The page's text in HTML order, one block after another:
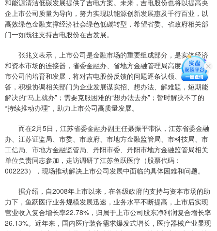
和能源清洁低碳发展提供了吉电方案。未来，吉电股份也将以提高央
企上市公司质量为导向，努力实现以能源创新发展惠及千行百业，以
高效绿色金融支撑经济社会绿色低碳转型，希望省委、省政府相关部
门一如既往支持吉电股份在吉发展。
张兆义表示，上市公司是金融市场的重要组成部分，是实体经济
和资本市场的连接器，省委金融办、省地方金融管理局高度重视对上
市公司的培育和发展，将对吉电股份反馈的问题逐条认领、同题共
答，积极协调相关部门为企业发展谋实招、想办法、解难题，短期能
解决的“马上就办”；需要克服困难的“想办法去办”；暂时解决不了的
“持续推动办理”，助力上市公司高质量发展。
而在2月5日，江苏省委金融办副主任聂振平带队，江苏省委金融
办、江苏证监局、市委、市政府、市地方金融监管局、市科技局、市
工信局、市地方金融监管局、丹阳市委、丹阳市地方金融监管局相关
单位负责同志参加，走访调研了江苏鱼跃医疗（股票代码：
002223），现场推动解决上市公司发展中面临的具体困难和问题。
据介绍，自2008年上市以来，在各级政府的支持与资本市场的助
力下，鱼跃医疗业务规模发展迅速，业务水平不断提高，上市后实现
营业收入复合增长率22.78%，归属于上市公司股东净利润复合增长率
26.13%。近年来，国内医疗装备需求爆发式增长，医疗器械产业显现